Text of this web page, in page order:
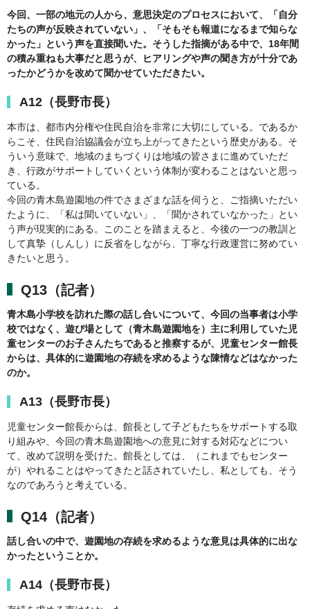
今回、一部の地元の人から、意思決定のプロセスにおいて、「自分
たちの声が反映されていない」、「そもそも報道になるまで知らな
かった」という声を直接聞いた。そうした指摘がある中で、18年間
の積み重ねも大事だと思うが、ヒアリングや声の聞き方が十分であ
ったかどうかを改めて聞かせていただきたい。
A12（長野市長）
本市は、都市内分権や住民自治を非常に大切にしている。であるか
らこそ、住民自治協議会が立ち上がってきたという歴史がある。そ
ういう意味で、地域のまちづくりは地域の皆さまに進めていただ
き、行政がサポートしていくという体制が変わることはないと思っ
ている。
今回の青木島遊園地の件でさまざまな話を伺うと、ご指摘いただい
たように、「私は聞いていない」、「聞かされていなかった」とい
う声が現実的にある。このことを踏まえると、今後の一つの教訓と
して真摯（しんし）に反省をしながら、丁寧な行政運営に努めてい
きたいと思う。
Q13（記者）
青木島小学校を訪れた際の話し合いについて、今回の当事者は小学
校ではなく、遊び場として（青木島遊園地を）主に利用していた児
童センターのお子さんたちであると推察するが、児童センター館長
からは、具体的に遊園地の存続を求めるような陳情などはなかった
のか。
A13（長野市長）
児童センター館長からは、館長として子どもたちをサポートする取
り組みや、今回の青木島遊園地への意見に対する対応などについ
て、改めて説明を受けた。館長としては、（これまでもセンター
が）やれることはやってきたと話されていたし、私としても、そう
なのであろうと考えている。
Q14（記者）
話し合いの中で、遊園地の存続を求めるような意見は具体的に出な
かったということか。
A14（長野市長）